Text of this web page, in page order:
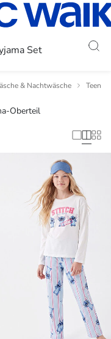
Set
& Nachtwäsche
Oberteil